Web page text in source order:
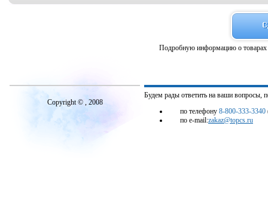
Подробную информацию о товарах
Copyright © , 2008
Будем рады ответить на ваши вопросы,
по телефону 8-800-333-3340
по e-mail:zakaz@topcs.ru